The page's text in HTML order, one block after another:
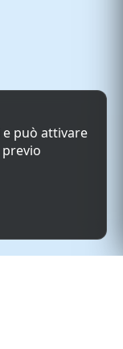
può attivare